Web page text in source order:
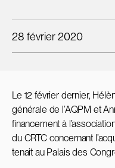
28 février 2020
Le 12 février dernier,
générale de l’AQPM et
financement à
du CRTC concernant
tenait au Palais des